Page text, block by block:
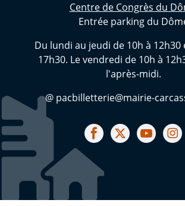
Centre de Congrès du
Entrée parking du
Du lundi au jeudi de 10h à 12h30
17h30. Le vendredi de 10h à
l'après-midi.
@ pacbilletterie@mairie-
Notre facebook
Notre X (ex